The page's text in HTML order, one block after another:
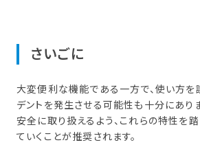
さい​ごに
大変便利な機能である一方で、使い方を
デントを発生させる可能性も十分にありま
安全に取り扱えるよう、これらの特性を
ていくことが推奨されます。